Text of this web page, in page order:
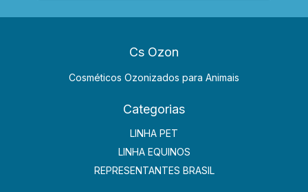
Cs Ozon
Cosméticos Ozonizados para Animais
Categorias
LINHA PET
LINHA EQUINOS
REPRESENTANTES BRASIL